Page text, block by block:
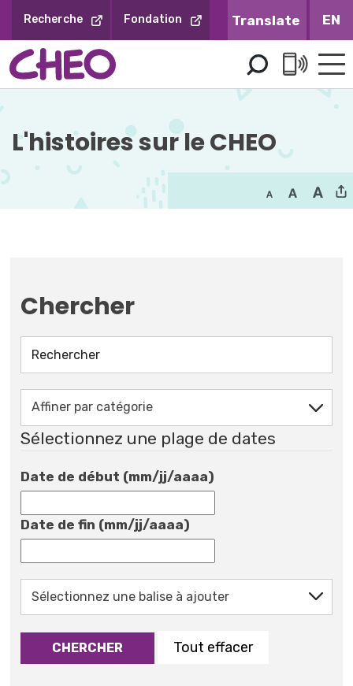
contenu
Recherche Fondation EN
L'histoires sur le CHEO
Chercher
Sélectionnez une plage de dates
Date de début (mm/jj/aaaa)
Date de fin (mm/jj/aaaa)
CHERCHER Tout effacer